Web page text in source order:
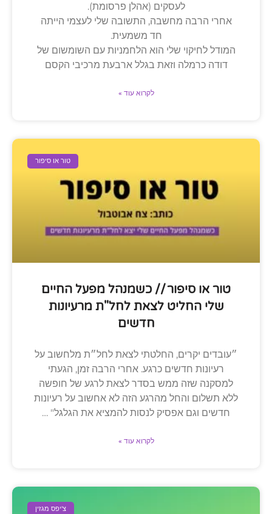
לעסקים (אהלן פרסומת).
אחרי הרבה מחשבה, התשובה שלי לעצמי הייתה
חד משמעית.
המודל לחיקוי שלי הוא הלחמניות עם השומשום של
דודה כרמלה וזאת בגלל ארבעת מרכיבי הקסם
לקרוא עוד »
טור או סיפור
טור או סיפור // כשמנהל מפעל החיים
שלי החליט לצאת לחל"ת מרעיונות
חדשים
״עובדים יקרים, החלטתי לצאת לחל״ת מלחשוב על
רעיונות חדשים כרגע. אחרי הרבה זמן, הגעתי
למסקנה שזה ממש בסדר לצאת לרגע של חופשה
ללא תשלום והחל מהרגע הזה לא אחשוב על רעיונות
חדשים וגם אפסיק לנסות להמציא את הגלגל" …
לקרוא עוד »
צ'יפס מגזין